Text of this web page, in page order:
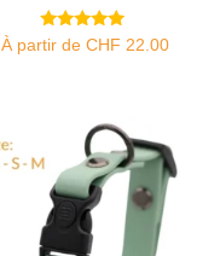
Note
À partir de CHF 22.00